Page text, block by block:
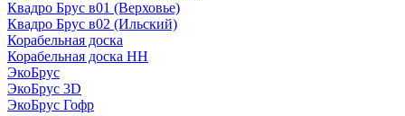
Квадро Брус в01 (Верховье)
Квадро Брус в02 (Ильский)
Корабельная доска
Корабельная доска НН
ЭкоБрус
ЭкоБрус 3D
ЭкоБрус Гофр